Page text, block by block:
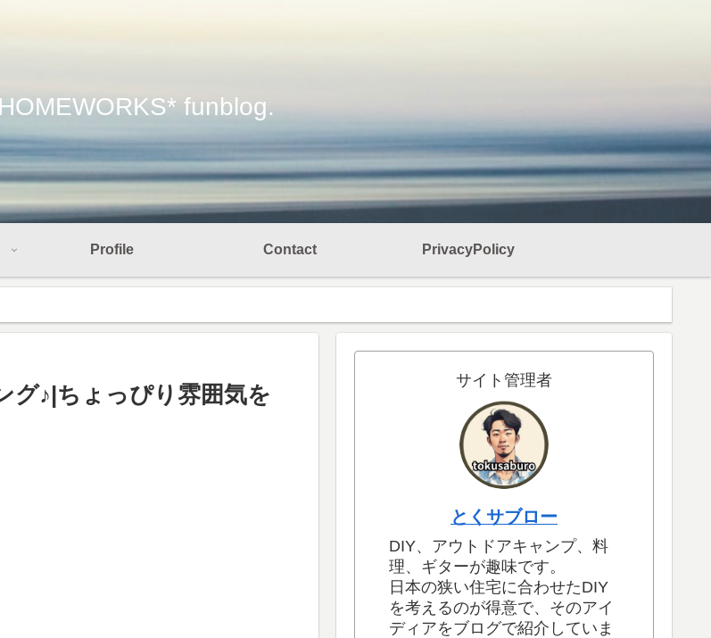
funblog.
Profile Contact PrivacyPolicy
グ♪|ちょっぴり雰囲気を
サイト管理者
とくサブロー
DIY、アウトドアキャンプ、料
理、ギターが趣味です。
日本の狭い住宅に合わせたDIY
を考えるのが得意で、そのアイ
ディアをブログで紹介していま